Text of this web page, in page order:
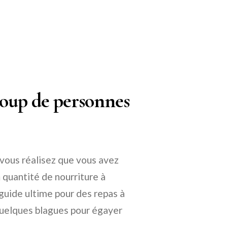
de personnes
réalisez que vous avez
de nourriture à
ultime pour des repas à
blagues pour égayer